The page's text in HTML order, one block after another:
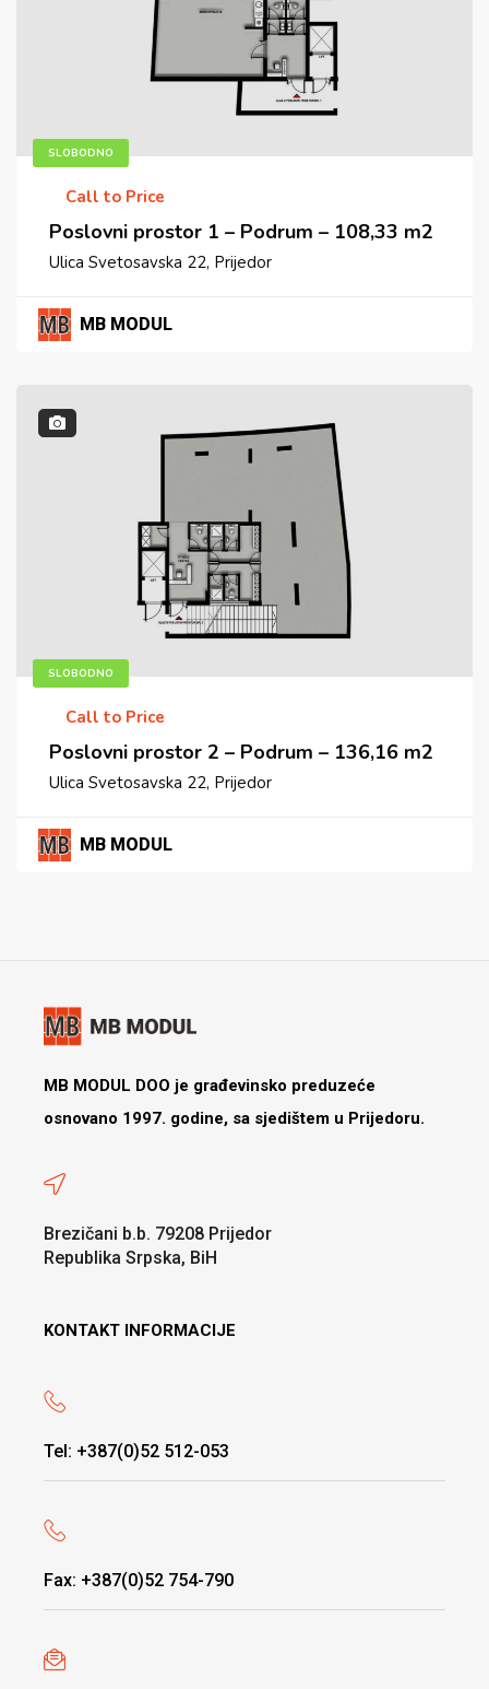
SLOBODNO
Call to Price
Poslovni prostor 1 – Podrum – 108,33 m2
Ulica Svetosavska 22, Prijedor
MB MODUL
SLOBODNO
Call to Price
Poslovni prostor 2 – Podrum – 136,16 m2
Ulica Svetosavska 22, Prijedor
MB MODUL
MB MODUL DOO je građevinsko preduzeće
osnovano 1997. godine, sa sjedištem u Prijedoru.
Brezičani b.b. 79208 Prijedor
Republika Srpska, BiH
KONTAKT INFORMACIJE
Tel: +387(0)52 512-053
Fax: +387(0)52 754-790